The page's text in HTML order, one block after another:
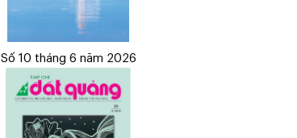
Số 10 tháng 6 năm 2026